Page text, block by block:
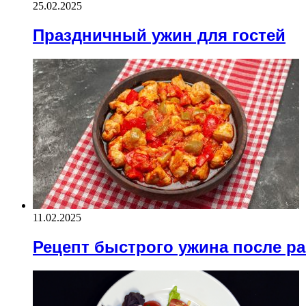
25.02.2025
Праздничный ужин для гостей
11.02.2025
Рецепт быстрого ужина после